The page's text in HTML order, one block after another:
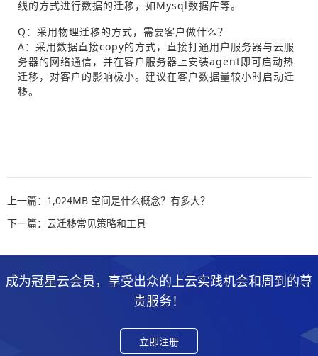
线的方式进行数据的迁移，如Mysql数据库等。
Q：采用物理迁移的方式，需要客户做什么？
A：采用数据直接copy的方式，直接打通用户服务器与云服
务器的网络通信，并在客户服务器上安装agent即可启动热
迁移，对客户的影响极小。建议在客户数据量较小时启动迁
移。
上一篇：1,024MB 空间是什么概念？有多大？
下一篇：云迁移常见策略和工具
成为冠星云会员，享受出众的上云实践机会和周到的尊
贵服务！
立即注册